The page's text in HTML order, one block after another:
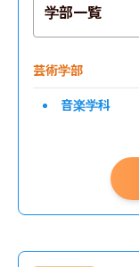
学部一覧
芸術学部
音楽学科